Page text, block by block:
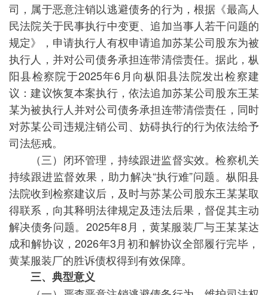
司，属于恶意注销以逃避债务的行为，根据《最高人
民法院关于民事执行中变更、追加当事人若干问题的
规定》，申请执行人有权申请追加苏某公司股东为被
执行人，并对公司债务承担连带清偿责任。据此，枞
阳县检察院于2025年6月向枞阳县法院发出检察建
议：建议恢复本案执行，依法追加苏某公司股东王某
某为被执行人并对公司债务承担连带清偿责任，同时
对苏某公司违规注销公司、妨碍执行的行为依法给予
司法惩戒。
（三）闭环管理，持续跟进监督实效。检察机关
持续跟进监督效果，助力解决“执行难”问题。枞阳县
法院收到检察建议后，及时与苏某公司股东王某某取
得联系，向其释明法律规定及违法后果，督促其主动
解决债务问题。2025年8月，黄某服装厂与王某某达
成和解协议，2026年3月初和解协议全部履行完毕，
黄某服装厂的胜诉债权得到有效保障。
三、典型意义